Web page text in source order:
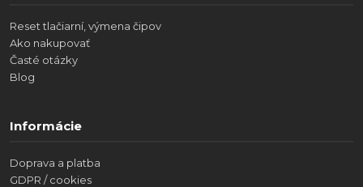
Reset tlačiarní, výmena čipov
Ako nakupovať
Časté otázky
Blog
Informácie
Doprava a platba
GDPR / cookies